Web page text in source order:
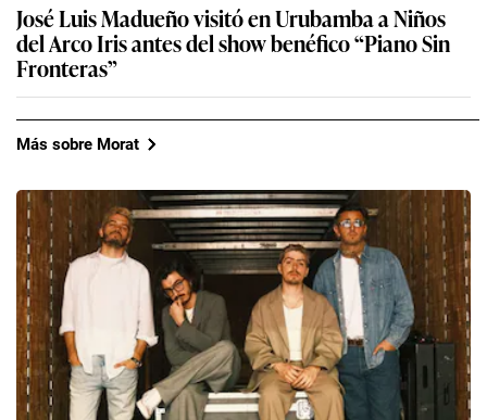
José Luis Madueño visitó en Urubamba a Niños
del Arco Iris antes del show benéfico “Piano Sin
Fronteras”
Más sobre Morat